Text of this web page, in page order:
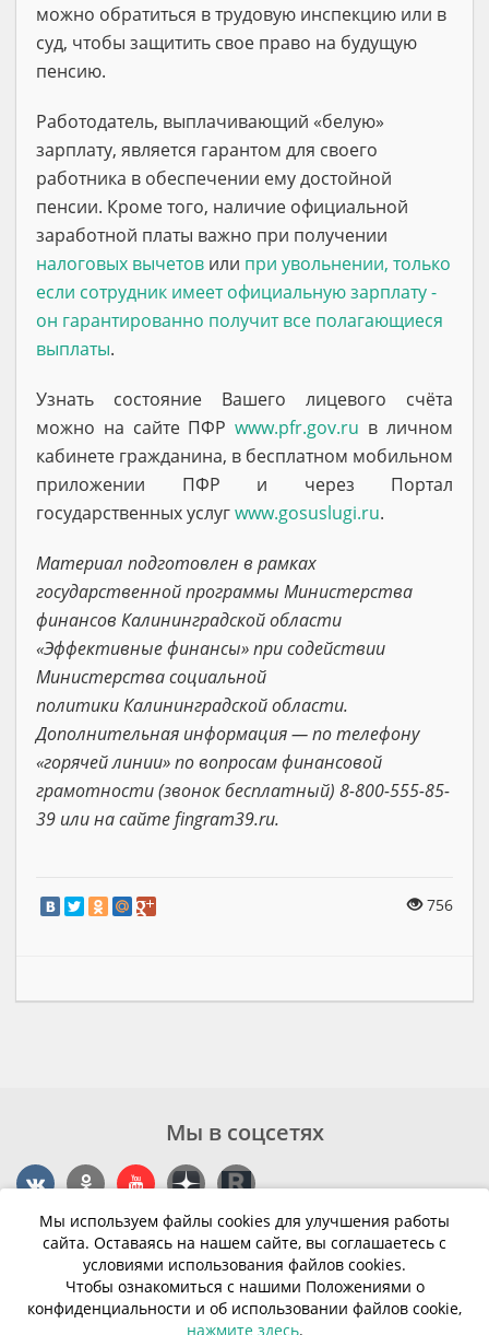
можно обратиться в трудовую инспекцию или в
суд, чтобы защитить свое право на будущую
пенсию.
Работодатель, выплачивающий «белую»
зарплату, является гарантом для своего
работника в обеспечении ему достойной
пенсии. Кроме того, наличие официальной
заработной платы важно при получении
налоговых вычетов или при увольнении, только
если сотрудник имеет официальную зарплату -
он гарантированно получит все полагающиеся
выплаты.
Узнать состояние Вашего лицевого счёта
можно на сайте ПФРwww.pfr.gov.ru в личном
кабинете гражданина, в бесплатном мобильном
приложении ПФР и через Портал
государственных услугwww.gosuslugi.ru.
Материал подготовлен в рамках
государственной программы Министерства
финансов Калининградской области
«Эффективные финансы» при содействии
Министерства социальной
политикиКалининградской области.
Дополнительная информация — по телефону
«горячей линии» по вопросам финансовой
грамотности (звонок бесплатный) 8-800-555-85-
39 или на сайте fingram39.ru.
756
Мы используем файлы cookies для улучшения работы
сайта. Оставаясь на нашем сайте, вы соглашаетесь с
условиями использования файлов cookies.
Чтобы ознакомиться с нашими Положениями о
конфиденциальности и об использовании файлов cookie,
нажмите здесь.
Мы в соцсетях
Контакты
г. Калининград, ул. Эпроновская, 1
Часы работы: с 10:00 до 20:00